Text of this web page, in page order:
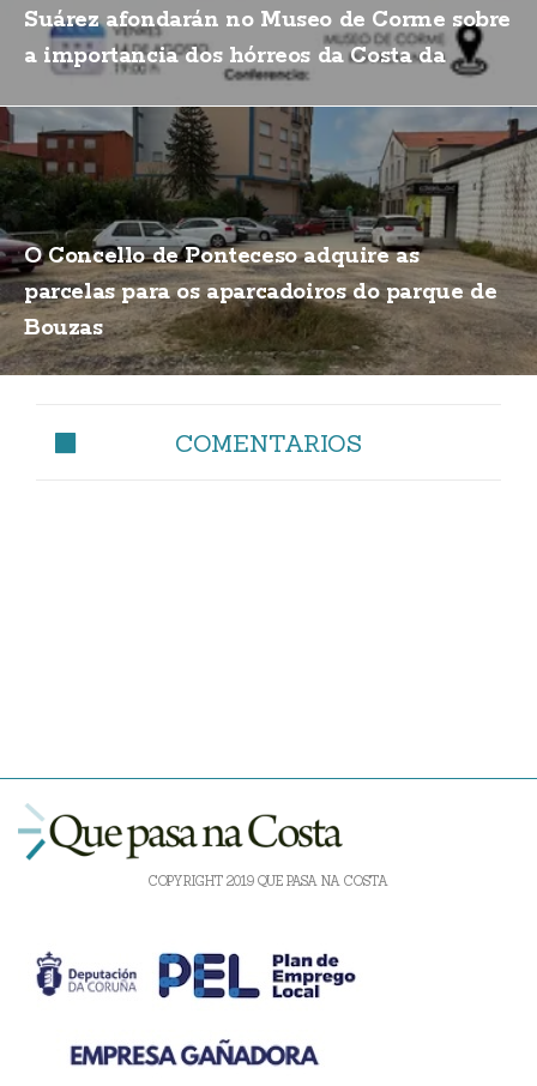
Suárez afondarán no Museo de Corme sobre
a importancia dos hórreos da Costa da
O Concello de Ponteceso adquire as
parcelas para os aparcadoiros do parque de
Bouzas
COMENTARIOS
COPYRIGHT 2019 QUE PASA NA COSTA